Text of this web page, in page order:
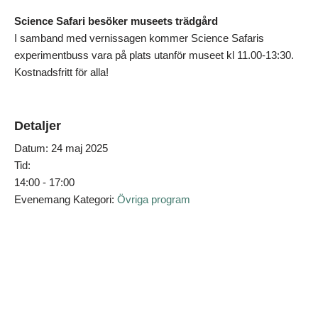
Science Safari besöker museets trädgård
I samband med vernissagen kommer Science Safaris
experimentbuss vara på plats utanför museet kl 11.00-13:30.
Kostnadsfritt för alla!
Detaljer
Datum: 24 maj 2025
Tid:
14:00 - 17:00
Evenemang Kategori: Övriga program